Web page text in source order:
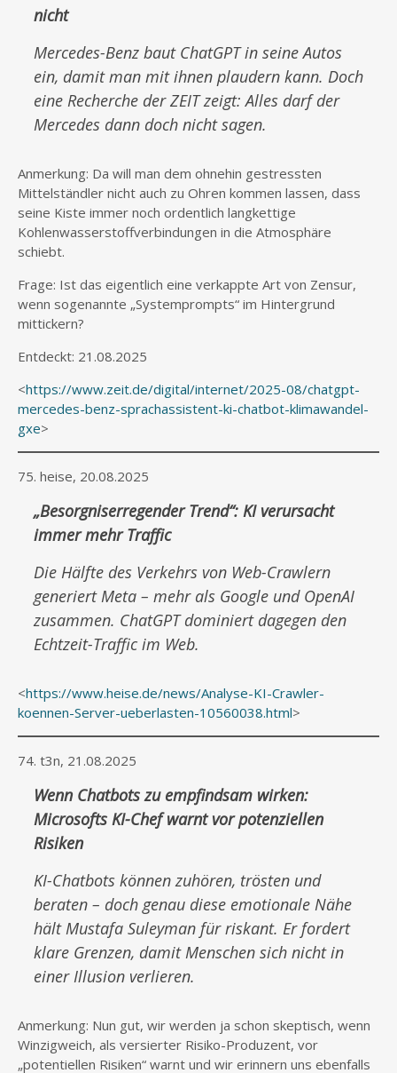
nicht
Mercedes-Benz baut ChatGPT in seine Autos
ein, damit man mit ihnen plaudern kann. Doch
eine Recherche der ZEIT zeigt: Alles darf der
Mercedes dann doch nicht sagen.
Anmerkung: Da will man dem ohnehin gestressten
Mittelständler nicht auch zu Ohren kommen lassen, dass
seine Kiste immer noch ordentlich langkettige
Kohlenwasserstoffverbindungen in die Atmosphäre
schiebt.
Frage: Ist das eigentlich eine verkappte Art von Zensur,
wenn sogenannte „Systemprompts“ im Hintergrund
mittickern?
Entdeckt: 21.08.2025
<https://www.zeit.de/digital/internet/2025-08/chatgpt-
mercedes-benz-sprachassistent-ki-chatbot-klimawandel-
gxe>
75. heise, 20.08.2025
„Besorgniserregender Trend“: KI verursacht
immer mehr Traffic
Die Hälfte des Verkehrs von Web-Crawlern
generiert Meta – mehr als Google und OpenAI
zusammen. ChatGPT dominiert dagegen den
Echtzeit-Traffic im Web.
<https://www.heise.de/news/Analyse-KI-Crawler-
koennen-Server-ueberlasten-10560038.html>
74. t3n, 21.08.2025
Wenn Chatbots zu empfindsam wirken:
Microsofts KI-Chef warnt vor potenziellen
Risiken
KI-Chatbots können zuhören, trösten und
beraten – doch genau diese emotionale Nähe
hält Mustafa Suleyman für riskant. Er fordert
klare Grenzen, damit Menschen sich nicht in
einer Illusion verlieren.
Anmerkung: Nun gut, wir werden ja schon skeptisch, wenn
Winzigweich, als versierter Risiko-Produzent, vor
„potentiellen Risiken“ warnt und wir erinnern uns ebenfalls